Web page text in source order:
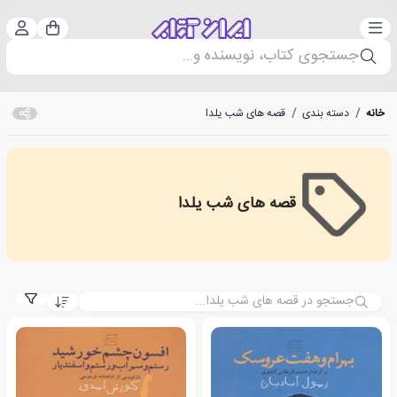
دسته‌بندی سبد
جستجوی کتاب، نویسنده و...
خانه / دسته بندی / قصه های شب یلدا
قصه های شب یلدا
Yalda's Night Stories